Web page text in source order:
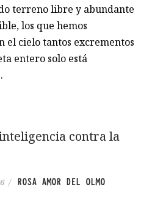
terreno libre y abundante
los que hemos
el cielo tantos excrementos
entero solo está
contra la
/ ROSA AMOR DEL OLMO